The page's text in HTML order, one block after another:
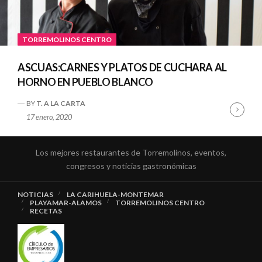
TORREMOLINOS CENTRO
ASCUAS:CARNES Y PLATOS DE CUCHARA AL
HORNO EN PUEBLO BLANCO
BY T. A LA CARTA
17 enero, 2020
Los mejores restaurantes de Torremolinos, eventos,
congresos y noticias gastronómicas
NOTICIAS
LA CARIHUELA-MONTEMAR
PLAYAMAR-ALAMOS
TORREMOLINOS CENTRO
RECETAS